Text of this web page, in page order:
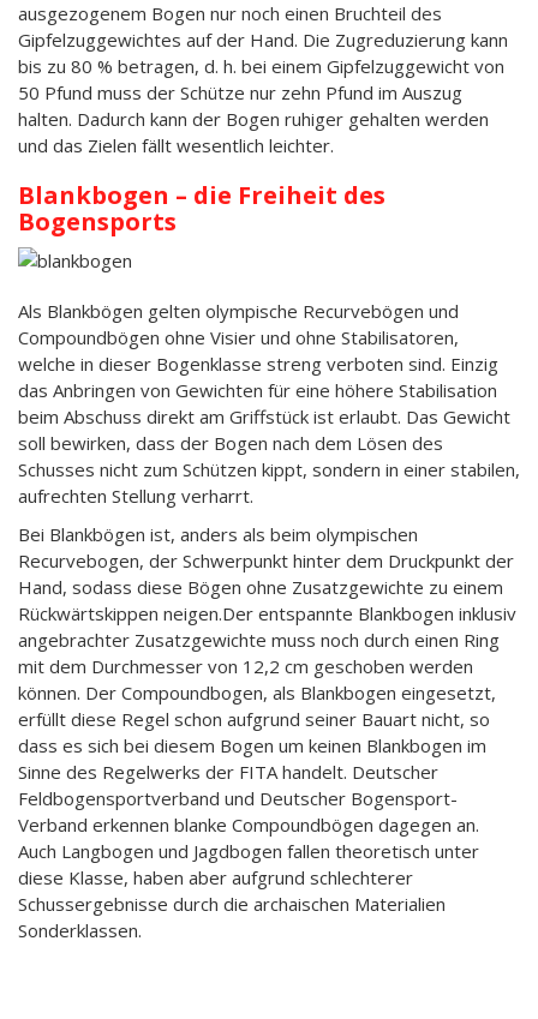
ausgezogenem Bogen nur noch einen Bruchteil des
Gipfelzuggewichtes auf der Hand. Die Zugreduzierung kann
bis zu 80 % betragen, d. h. bei einem Gipfelzuggewicht von
50 Pfund muss der Schütze nur zehn Pfund im Auszug
halten. Dadurch kann der Bogen ruhiger gehalten werden
und das Zielen fällt wesentlich leichter.
Blankbogen – die Freiheit des
Bogensports
Als Blankbögen gelten olympische Recurvebögen und
Compoundbögen ohne Visier und ohne Stabilisatoren,
welche in dieser Bogenklasse streng verboten sind. Einzig
das Anbringen von Gewichten für eine höhere Stabilisation
beim Abschuss direkt am Griffstück ist erlaubt. Das Gewicht
soll bewirken, dass der Bogen nach dem Lösen des
Schusses nicht zum Schützen kippt, sondern in einer stabilen,
aufrechten Stellung verharrt.
Bei Blankbögen ist, anders als beim olympischen
Recurvebogen, der Schwerpunkt hinter dem Druckpunkt der
Hand, sodass diese Bögen ohne Zusatzgewichte zu einem
Rückwärtskippen neigen.Der entspannte Blankbogen inklusiv
angebrachter Zusatzgewichte muss noch durch einen Ring
mit dem Durchmesser von 12,2 cm geschoben werden
können. Der Compoundbogen, als Blankbogen eingesetzt,
erfüllt diese Regel schon aufgrund seiner Bauart nicht, so
dass es sich bei diesem Bogen um keinen Blankbogen im
Sinne des Regelwerks der FITA handelt. Deutscher
Feldbogensportverband und Deutscher Bogensport-
Verband erkennen blanke Compoundbögen dagegen an.
Auch Langbogen und Jagdbogen fallen theoretisch unter
diese Klasse, haben aber aufgrund schlechterer
Schussergebnisse durch die archaischen Materialien
Sonderklassen.